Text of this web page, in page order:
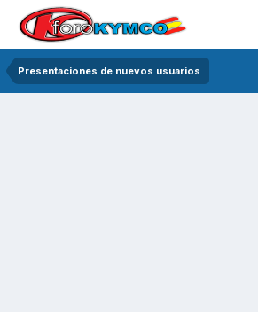
Presentaciones de nuevos usuarios